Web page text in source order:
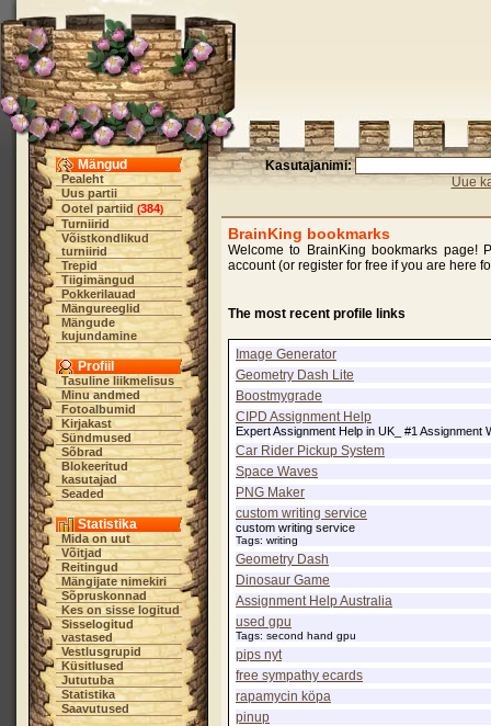
Mängud
Pealeht
Uus partii
Ootel partiid (384)
Turniirid
Võistkondlikud
turniirid
Trepid
Tiigimängud
Pokkerilauad
Mängureeglid
Mängude
kujundamine
Profiil
Tasuline liikmelisus
Minu andmed
Fotoalbumid
Kirjakast
Sündmused
Sõbrad
Blokeeritud
kasutajad
Seaded
Statistika
Mida on uut
Võitjad
Reitingud
Mängijate nimekiri
Sõpruskonnad
Kes on sisse logitud
Sisselogitud
vastased
Vestlusgrupid
Küsitlused
Jututuba
Statistika
Saavutused
Kasutajanimi:
Uue
BrainKing bookmarks
Welcome to BrainKing bookmarks
account (or register for free if you are here
The most recent profile links
Image Generator
Geometry Dash Lite
Boostmygrade
CIPD Assignment Help
Expert Assignment Help in UK_ #1 Assignment
Car Rider Pickup System
Space Waves
PNG Maker
custom writing service
custom writing service
Tags: writing
Geometry Dash
Dinosaur Game
Assignment Help Australia
used gpu
Tags: second hand gpu
pips nyt
free sympathy ecards
rapamycin köpa
pinup